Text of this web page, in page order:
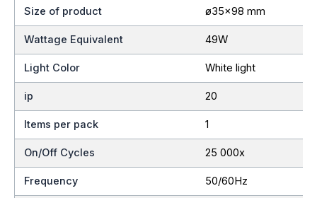
Size of product ø35×98 mm
Wattage Equivalent 49W
Light Color White light
ip 20
Items per pack 1
On/Off Cycles 25 000x
Frequency 50/60Hz